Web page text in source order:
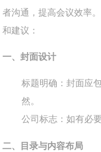
者沟通，提高会议效率
和建议：
一、封面设计
标题明确 ：封面应
然。
公司标志 ：如有必
二、目录与内容布局